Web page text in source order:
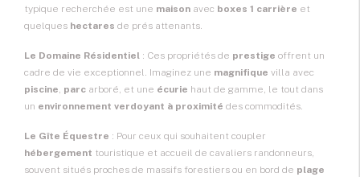
typique recherchée est une maison avec boxes 1 carrière et
quelques hectares de prés attenants.
Le Domaine Résidentiel : Ces propriétés de prestige offrent un
cadre de vie exceptionnel. Imaginez une magnifique villa avec
piscine, parc arboré, et une écurie haut de gamme, le tout dans
un environnement verdoyant à proximité des commodités.
Le Gîte Équestre : Pour ceux qui souhaitent coupler
hébergement touristique et accueil de cavaliers randonneurs,
souvent situés proches de massifs forestiers ou en bord de plage